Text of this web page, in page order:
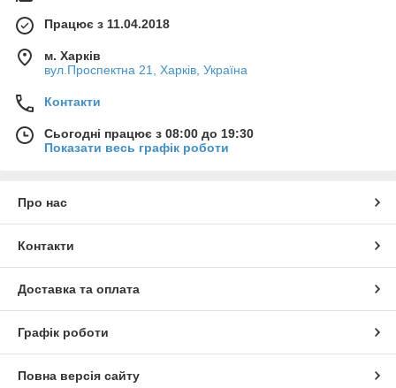
Працює з 11.04.2018
м. Харків
вул.Проспектна 21, Харків, Україна
Контакти
Сьогодні працює з 08:00 до 19:30
Показати весь графік роботи
Про нас
Контакти
Доставка та оплата
Графік роботи
Повна версія сайту